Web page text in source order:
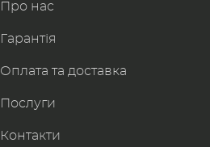
Про нас
Гарантія
Оплата та доставка
Послуги
Контакти